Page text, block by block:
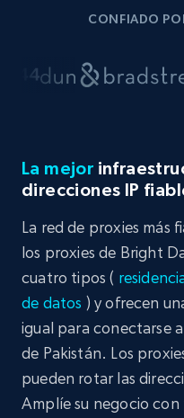
CONFIADO
La mejor
direcciones IP
La red de proxies más
los proxies de Bright
cuatro tipos (
de datos ) y ofrecen
igual para conectarse
de Pakistán. Los
pueden rotar las
Amplíe su negocio